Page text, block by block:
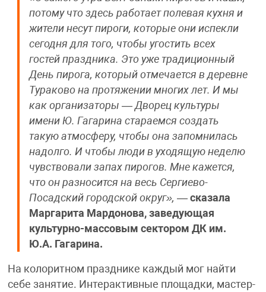
потому что здесь работает полевая кухня и
жители несут пироги, которые они испекли
сегодня для того, чтобы угостить всех
гостей праздника. Это уже традиционный
День пирога, который отмечается в деревне
Тураково на протяжении многих лет. И мы
как организаторы — Дворец культуры
имени Ю. Гагарина стараемся создать
такую атмосферу, чтобы она запомнилась
надолго. И чтобы люди в уходящую неделю
чувствовали запах пирогов. Мне кажется,
что он разносится на весь Сергиево-
Посадский городской округ», — сказала
Маргарита Мардонова, заведующая
культурно-массовым сектором ДК им.
Ю.А. Гагарина.
На колоритном празднике каждый мог найти
себе занятие. Интерактивные площадки, мастер-